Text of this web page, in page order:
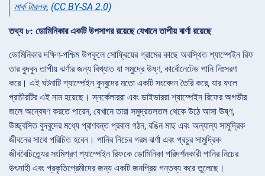
মার্ক টারলক, (CC BY-SA 2.0)
তথ্য ৮: ডোমিনিকার একটি উপসাগর রয়েছে যেখানে তাপীয় ঝর্ণা রয়েছে
ডোমিনিকার দক্ষিণ-পশ্চিম উপকূলে সোফ্রিয়ের গ্রামের কাছে অবস্থিত শ্যাম্পেইন রিফ
তার বুদবুদ তাপীয় ঝর্ণার জন্য বিখ্যাত যা সমুদ্রে উষ্ণ, কার্বোনেটেড পানি নিঃসরণ
করে। এই ঘটনাটি শ্যাম্পেইন বুদবুদের মতো একটি সংবেদন তৈরি করে, যার ফলে
প্রাচীরটির এই নাম হয়েছে। স্নর্কেলাররা এবং ডাইভাররা শ্যাম্পেইন রিফের অগভীর
জলে অন্বেষণ করতে পারেন, যেখানে তারা সমুদ্রতলতল থেকে উঠে আসা উষ্ণ,
উচ্ছ্বসিত বুদবুদের মধ্যে প্রাণবন্ত প্রবাল গঠন, রঙিন মাছ এবং অন্যান্য সামুদ্রিক
জীবনের সাথে পরিচিত হবেন। পানির নিচের গরম ঝর্ণা এবং প্রচুর সামুদ্রিক
জীববৈচিত্র্যের সংমিশ্রণ শ্যাম্পেইন রিফকে ডোমিনিকা পরিদর্শনকারী পানির নিচের
উৎসাহী এবং প্রকৃতিপ্রেমীদের জন্য একটি জনপ্রিয় গন্তব্য করে তুলেছে।